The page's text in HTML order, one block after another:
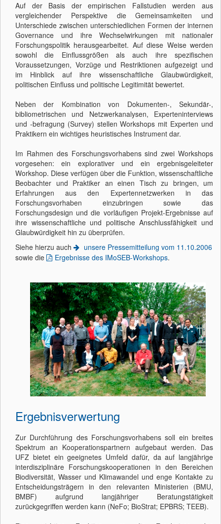
Auf der Basis der empirischen Fallstudien werden aus
vergleichender Perspektive die Gemeinsamkeiten und
Unterschiede zwischen unterschiedlichen Formen der internen
Governance und ihre Wechselwirkungen mit nationaler
Forschungspolitik herausgearbeitet. Auf diese Weise werden
sowohl die Einflussgrößen als auch ihre spezifischen
Voraussetzungen, Vorzüge und Restriktionen aufgezeigt und
im Hinblick auf ihre wissenschaftliche Glaubwürdigkeit,
politischen Einfluss und politische Legitimität bewertet.
Neben der Kombination von Dokumenten-, Sekundär-,
bibliometrischen und Netzwerkanalysen, Experteninterviews
und -befragung (Survey) stellen Workshops mit Experten und
Praktikern ein wichtiges heuristisches Instrument dar.
Im Rahmen des Forschungsvorhabens sind zwei Workshops
vorgesehen: ein explorativer und ein ergebnisgeleiteter
Workshop. Diese verfügen über die Funktion, wissenschaftliche
Beobachter und Praktiker an einen Tisch zu bringen, um
Erfahrungen aus den Expertennetzwerken in das
Forschungsvorhaben einzubringen sowie das
Forschungsdesign und die vorläufigen Projekt-Ergebnisse auf
ihre wissenschaftliche und politische Anschlussfähigkeit und
Glaubwürdigkeit hin zu überprüfen.
Siehe hierzu auch
unsere Pressemitteilung vom 11.10.2006
sowie die
Ergebnisse des IMoSEB-Workshops.
Ergebnisverwertung
Zur Durchführung des Forschungsvorhabens soll ein breites
Spektrum an Kooperationspartnern aufgebaut werden. Das
UFZ bietet ein geeignetes Umfeld dafür, da auf langjährige
interdisziplinäre Forschungskooperationen in den Bereichen
Biodiversität, Wasser und Klimawandel und enge Kontakte zu
Entscheidungsträgern in den relevanten Ministerien (BMU,
BMBF) aufgrund langjähriger Beratungstätigkeit
zurückgegriffen werden kann (NeFo; BioStrat; EPBRS; TEEB).